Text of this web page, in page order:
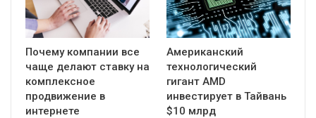
Почему компании все
чаще делают ставку на
комплексное
продвижение в
интернете
Американский
технологический
гигант AMD
инвестирует в Тайвань
$10 млрд